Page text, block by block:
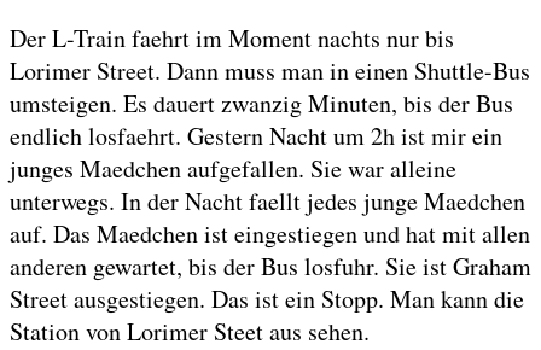
Der L-Train faehrt im Moment nachts nur bis
Lorimer Street. Dann muss man in einen Shuttle-Bus
umsteigen. Es dauert zwanzig Minuten, bis der Bus
endlich losfaehrt. Gestern Nacht um 2h ist mir ein
junges Maedchen aufgefallen. Sie war alleine
unterwegs. In der Nacht faellt jedes junge Maedchen
auf. Das Maedchen ist eingestiegen und hat mit allen
anderen gewartet, bis der Bus losfuhr. Sie ist Graham
Street ausgestiegen. Das ist ein Stopp. Man kann die
Station von Lorimer Steet aus sehen.